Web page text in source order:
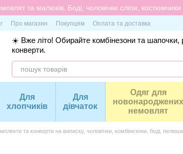
та малюків. Боді, чоловічки сліпи,
Про магазин Покупцям Оплата та доставка
☀️ Вже літо! Обирайте комбінезони та шапочки,
конверти.
Для
хлопчиків
Для
дівчаток
Одяг для
новонароджених
немовлят
та конверти на виписку, чоловічки, комбінезони, боді,